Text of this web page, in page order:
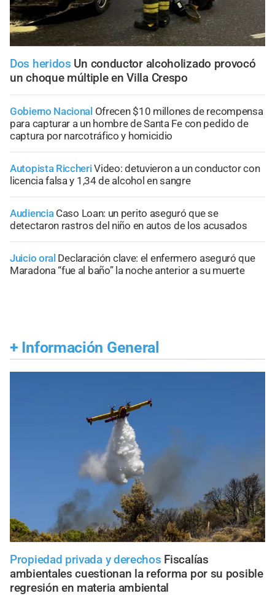
Dos heridos Un conductor alcoholizado provocó
un choque múltiple en Villa Crespo
Gobierno Nacional Ofrecen $10 millones de recompensa
para capturar a un hombre de Santa Fe con pedido de
captura por narcotráfico y homicidio
Autopista RiccheriVideo: detuvieron a un conductor con
licencia falsa y 1,34 de alcohol en sangre
Audiencia Caso Loan: un perito aseguró que se
detectaron rastros del niño en autos de los acusados
Juicio oral Declaración clave: el enfermero aseguró que
Maradona “fue al baño” la noche anterior a su muerte
+ Información General
Propiedad privada y derechos Fiscalías
ambientales cuestionan la reforma por su posible
regresión en materia ambiental